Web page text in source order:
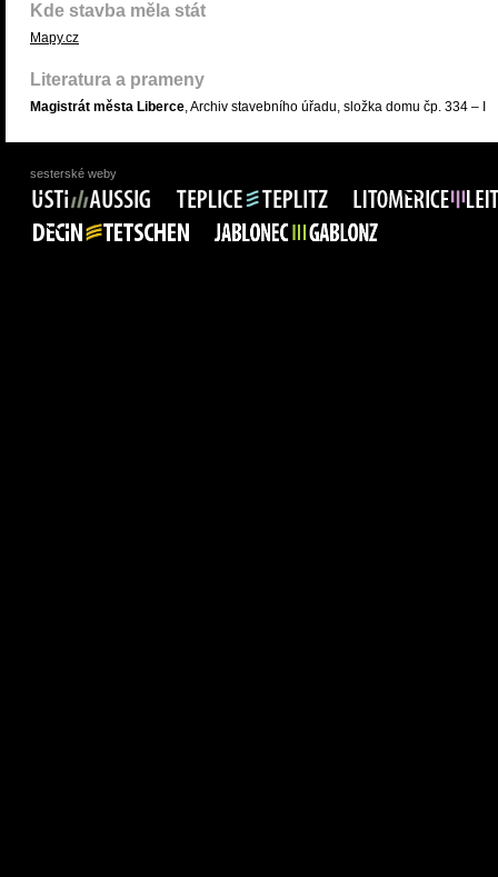
Kde stavba měla stát
Mapy.cz
Literatura a prameny
Magistrát města Liberce, Archiv stavebního úřadu, složka domu čp. 334 – I
sesterské weby